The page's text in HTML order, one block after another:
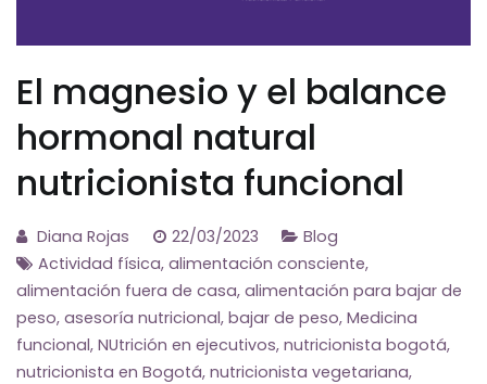
El magnesio y el balance
hormonal natural
nutricionista funcional
Diana Rojas 22/03/2023
Blog
Actividad física, alimentación consciente,
alimentación fuera de casa, alimentación para bajar de
peso, asesoría nutricional, bajar de peso, Medicina
funcional, NUtrición en ejecutivos, nutricionista bogotá,
nutricionista en Bogotá, nutricionista vegetariana,